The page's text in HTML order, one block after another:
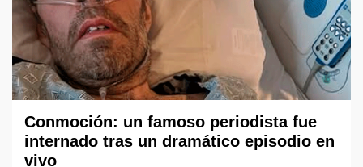
Conmoción: un famoso periodista fue
internado tras un dramático episodio en
vivo